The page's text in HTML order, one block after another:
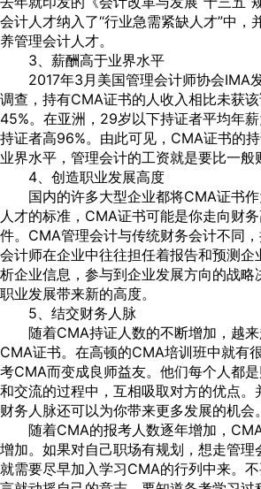
会计人才纳入了“行业急需紧缺人才”中，
养管理会计人才。
3、薪酬高于业界水平
2017年3月美国管理会计师协会IMA
调查，持有CMA证书的人收入相比未获
45%。在亚洲，29岁以下持证者平均年
持证者高96%。由此可见，CMA证书的
业界水平，管理会计的工资就是要比一般
4、创造职业发展高度
国内的许多大型企业都将CMA证书作
人才的标准，CMA证书可能是你走向财
件。CMA管理会计与传统财务会计不同
会计师在企业中往往担任着报告和预测企
析企业信息，参与到企业发展方向的战略
职业发展带来新的高度。
5、结交财务人脉
随着CMA持证人数的不断增加，越来
CMA证书。在高顿的CMA培训班中就有
考CMA而变成良师益友。他们每个人都
和交流的过程中，互相吸取对方的优点。
财务人脉还可以为你带来更多发展的机会。
随着CMA的报考人数逐年增加，
增加。如果对自己职场有规划，想走管理
就需要尽早加入学习CMA的行列中来。